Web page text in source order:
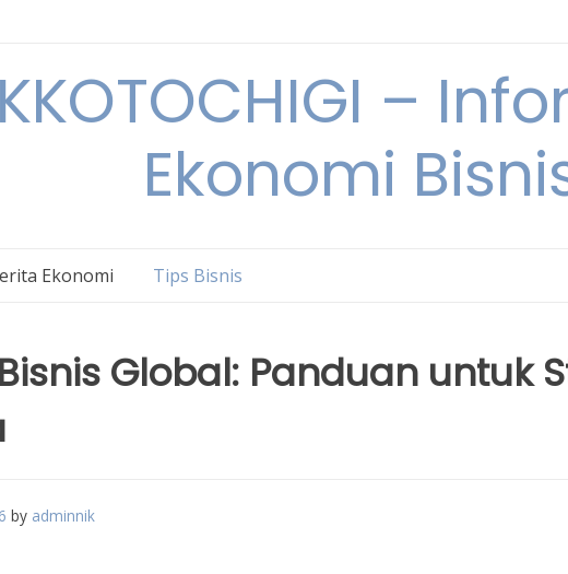
–
Ekonomi
Ekonomi Tips Bisnis
Global: Panduan untuk
by adminnik